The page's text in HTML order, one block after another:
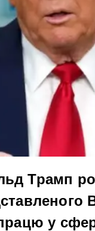
Трамп
у